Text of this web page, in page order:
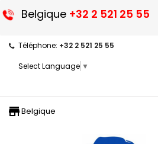
Belgique +32 2 521 25 55
Téléphone: +32 2 521 25 55
Select Language ▼
storefront
Belgique